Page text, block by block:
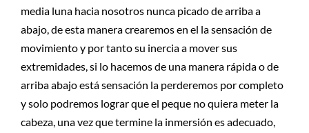
media luna hacia nosotros nunca picado de arriba a
abajo, de esta manera crearemos en el la sensación de
movimiento y por tanto su inercia a mover sus
extremidades, si lo hacemos de una manera rápida o de
arriba abajo está sensación la perderemos por completo
y solo podremos lograr que el peque no quiera meter la
cabeza, una vez que termine la inmersión es adecuado,